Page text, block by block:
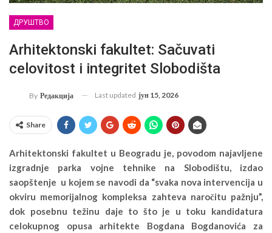
ДРУШТВО
Arhitektonski fakultet: Sačuvati
celovitost i integritet Slobodišta
By Редакција Last updated јун 15, 2026
Share
Arhitektonski fakultet u Beogradu je, povodom najavljene
izgradnje parka vojne tehnike na Slobodištu, izdao
saopštenje u kojem se navodi da “svaka nova intervencija u
okviru memorijalnog kompleksa zahteva naročitu pažnju”,
dok posebnu težinu daje to što je u toku kandidatura
celokupnog opusa arhitekte Bogdana Bogdanovića za